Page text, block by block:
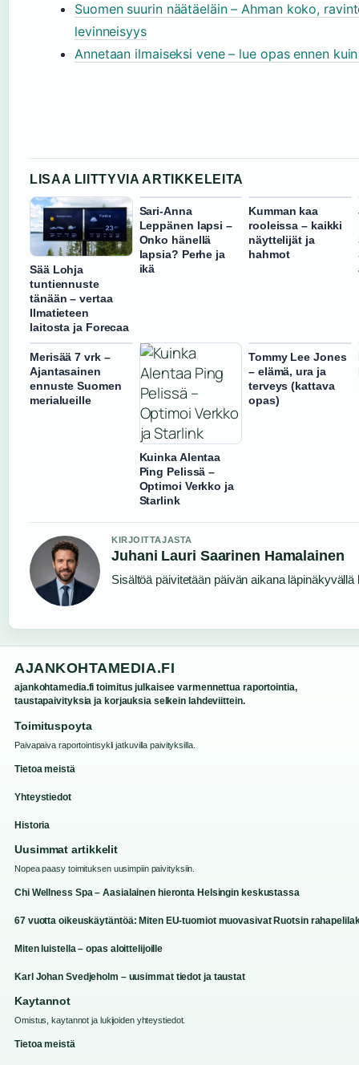
Suomen suurin näätäeläin – Ahman koko,
levinneisyys
Annetaan ilmaiseksi vene – lue opas ennen
LISAA LIITTYVIA ARTIKKELEITA
Sää Lohja
tuntiennuste
tänään – vertaa
Ilmatieteen
laitosta ja Forecaa
Sari-Anna
Leppänen lapsi –
Onko hänellä
lapsia? Perhe ja
ikä
Kumman kaa
rooleissa – kaikki
näyttelijät ja
hahmot
Merisää 7 vrk –
Ajantasainen
ennuste Suomen
merialueille
Kuinka Alentaa
Ping Pelissä –
Optimoi Verkko ja
Starlink
Tommy Lee Jones
– elämä, ura ja
terveys (kattava
opas)
KIRJOITTAJASTA
Juhani Lauri Saarinen Hamalainen
Sisältöä päivitetään päivän aikana läpinäkyvällä
AJANKOHTAMEDIA.FI
ajankohtamedia.fi toimitus julkaisee varmennettua raportointia,
taustapaivityksia ja korjauksia selkein lahdeviittein.
Toimituspoyta
Paivapaiva raportointisykli jatkuvilla paivityksilla.
Tietoa meistä
Yhteystiedot
Historia
Uusimmat artikkelit
Nopea paasy toimituksen uusimpiin paivityksiin.
Chi Wellness Spa – Aasialainen hieronta Helsingin keskustassa
67 vuotta oikeuskäytäntöä: Miten EU-tuomiot muovasivat Ruotsin
Miten luistella – opas aloittelijoille
Karl Johan Svedjeholm – uusimmat tiedot ja taustat
Kaytannot
Omistus, kaytannot ja lukijoiden yhteystiedot.
Tietoa meistä